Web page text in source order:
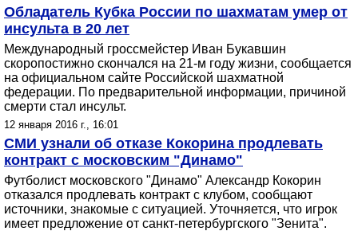
Обладатель Кубка России по шахматам умер от
инсульта в 20 лет
Международный гроссмейстер Иван Букавшин
скоропостижно скончался на 21-м году жизни, сообщается
на официальном сайте Российской шахматной
федерации. По предварительной информации, причиной
смерти стал инсульт.
12 января 2016 г., 16:01
СМИ узнали об отказе Кокорина продлевать
контракт с московским "Динамо"
Футболист московского "Динамо" Александр Кокорин
отказался продлевать контракт с клубом, сообщают
источники, знакомые с ситуацией. Уточняется, что игрок
имеет предложение от санкт-петербургского "Зенита".